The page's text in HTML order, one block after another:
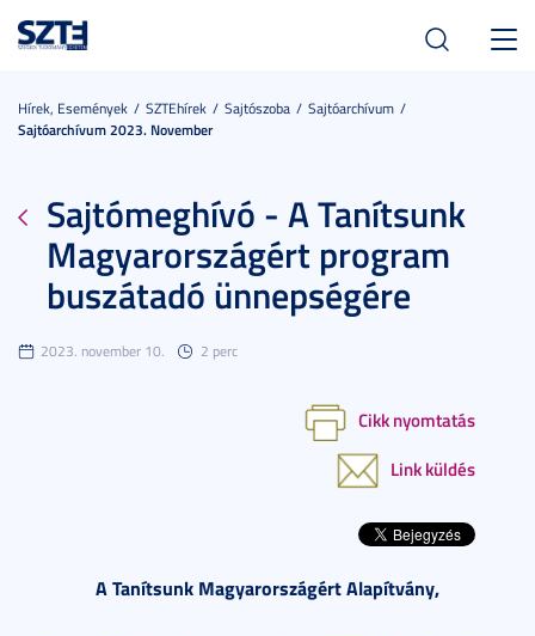
Hírek, Események SZTEhírek Sajtószoba
Sajtóarchívum
Sajtóarchívum 2023. November
Sajtómeghívó - A Tanítsunk
Magyarországért program
buszátadó ünnepségére
2023. november 10. 2 perc
Cikk nyomtatás
Link küldés
A Tanítsunk Magyarországért Alapítvány,